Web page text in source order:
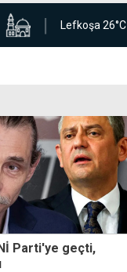
Lefkoşa 26°C
Parti'ye geçti,